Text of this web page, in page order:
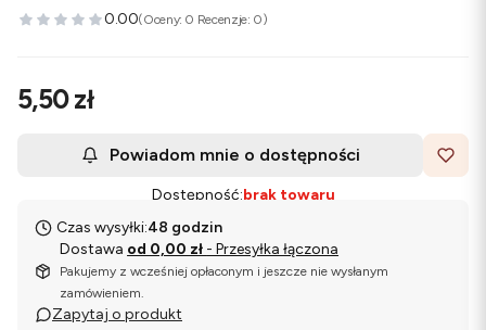
0.00(Oceny: 0 Recenzje: 0)
Cena
5,50 zł
Powiadom mnie o dostępności
Dostępność:brak towaru
Czas wysyłki:48 godzin
Dostawa od 0,00 zł - Przesyłka łączona
Pakujemy z wcześniej opłaconym i jeszcze nie wysłanym
zamówieniem.
Zapytaj o produkt